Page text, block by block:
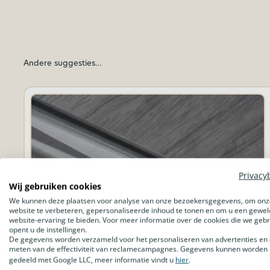
Andere suggesties…
Wij gebruiken cookies
We kunnen deze plaatsen voor analyse van onze bezoekersgegevens, om
website te verbeteren, gepersonaliseerde inhoud te tonen en om u een
website-ervaring te bieden. Voor meer informatie over de cookies die we
opent u de instellingen.
De gegevens worden verzameld voor het personaliseren van advertenties en
meten van de effectiviteit van reclamecampagnes. Gegevens kunnen worden
gedeeld met Google LLC, meer informatie vindt u hier.